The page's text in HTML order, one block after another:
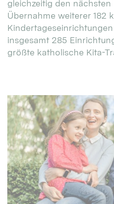
gleichzeitig den
Übernahme weiterer 182
insgesamt 285
größte katholische Kita-